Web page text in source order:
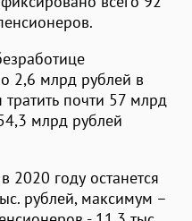
2,6 млрд рублей в
почти 57 млрд
млрд рублей
2020 году останется
рублей, максимум –